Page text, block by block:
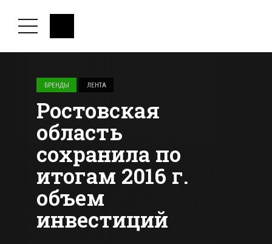
БРЕНДЫ ЛЕНТА
Ростовская
область
сохранила по
итогам 2016 г.
объем
инвестиций